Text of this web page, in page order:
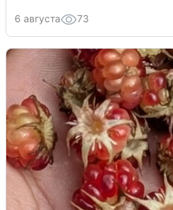
6 августа 73